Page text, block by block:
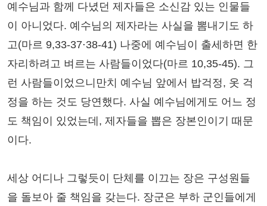
예수님과 함께 다녔던 제자들은 소신감 있는 인물들
이 아니었다. 예수님의 제자라는 사실을 뽐내기도 하
고(마르 9,33-37⋅38-41) 나중에 예수님이 출세하면 한
자리하려고 벼르는 사람들이었다(마르 10,35-45). 그
런 사람들이었으니만치 예수님 앞에서 밥걱정, 옷 걱
정을 하는 것도 당연했다. 사실 예수님에게도 어느 정
도 책임이 있었는데, 제자들을 뽑은 장본인이기 때문
이다.
세상 어디나 그렇듯이 단체를 이끄는 장은 구성원들
을 돌보아 줄 책임을 갖는다. 장군은 부하 군인들에게